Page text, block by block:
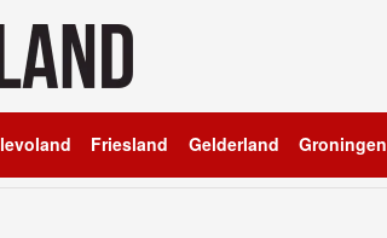
Friesland Gelderland Groningen